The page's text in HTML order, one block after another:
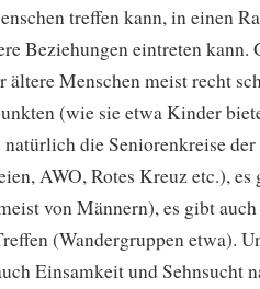
treffen kann, in einen
Beziehungen eintreten kann.
Menschen meist recht
(wie sie etwa Kinder
natürlich die Seniorenkreise
AWO, Rotes Kreuz etc.), es
von Männern), es gibt
(Wandergruppen etwa).
Einsamkeit und Sehnsucht